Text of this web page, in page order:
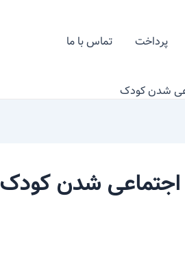
پرداخت تماس با ما
شدن کودک
اجتماعی شدن کودک